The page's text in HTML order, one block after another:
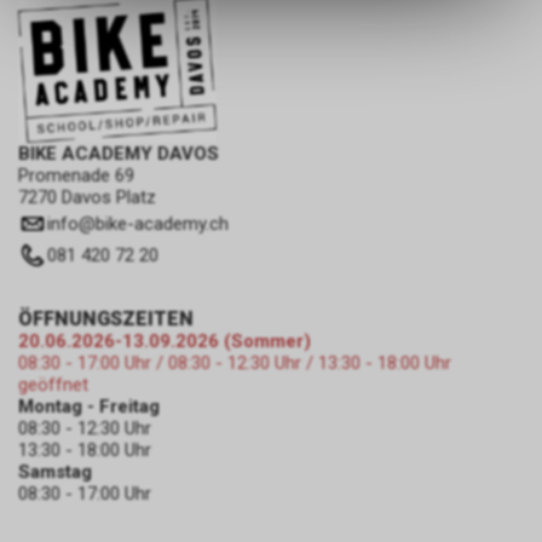
BIKE ACADEMY DAVOS
Promenade 69
7270 Davos Platz
info@bike-academy.ch
081 420 72 20
ÖFFNUNGSZEITEN
20.06.2026-13.09.2026 (Sommer)
08:30 - 17:00 Uhr / 08:30 - 12:30 Uhr / 13:30 - 18:00 Uhr
geöffnet
Montag - Freitag
08:30 - 12:30 Uhr
13:30 - 18:00 Uhr
Samstag
08:30 - 17:00 Uhr
ermöglichen. Bitte beachten Sie,
dass die gespeicherten Daten
keinerlei Rückschlüsse auf Ihre
persönlichen Informationen
zulassen.